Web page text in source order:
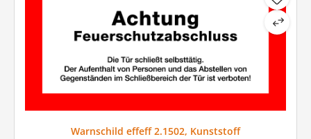
Warnschild effeff 2.1502, Kunststoff